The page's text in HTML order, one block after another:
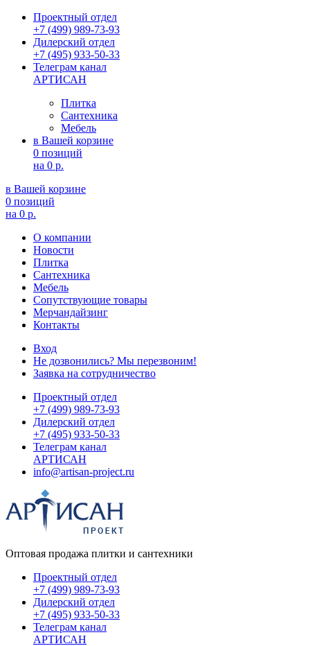
Проектный отдел
+7 (499) 989-73-93
Дилерский отдел
+7 (495) 933-50-33
Телеграм канал
АРТИСАН
Плитка
Сантехника
Мебель
в Вашей корзине
0 позиций
на 0 р.
в Вашей корзине
0 позиций
на 0 р.
О компании
Новости
Плитка
Сантехника
Мебель
Сопутствующие товары
Мерчандайзинг
Контакты
Вход
Не дозвонились? Мы перезвоним!
Заявка на сотрудничество
Проектный отдел
+7 (499) 989-73-93
Дилерский отдел
+7 (495) 933-50-33
Телеграм канал
АРТИСАН
info@artisan-project.ru
Оптовая продажа плитки и сантехники
Проектный отдел
+7 (499) 989-73-93
Дилерский отдел
+7 (495) 933-50-33
Телеграм канал
АРТИСАН